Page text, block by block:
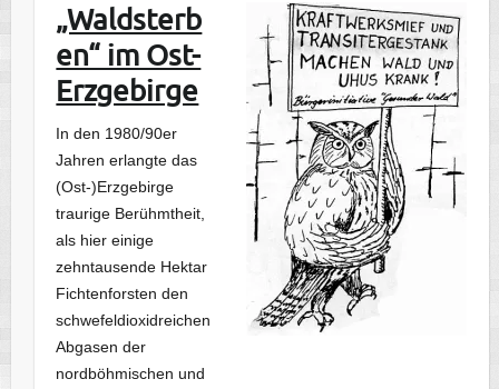
„Waldsterb
en“ im Ost-
Erzgebirge
In den 1980/90er
Jahren erlangte das
(Ost-)Erzgebirge
traurige Berühmtheit,
als hier einige
zehntausende Hektar
Fichtenforsten den
schwefeldioxidreichen
Abgasen der
nordböhmischen und